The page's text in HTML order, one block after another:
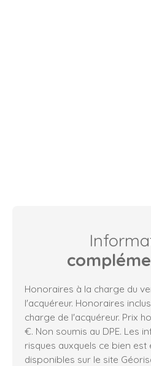
Honoraires à la charge du
l'acquéreur. Honoraires inclus
charge de l'acquéreur. Prix
€. Non soumis au DPE. Les
risques auxquels ce bien
disponibles sur le site